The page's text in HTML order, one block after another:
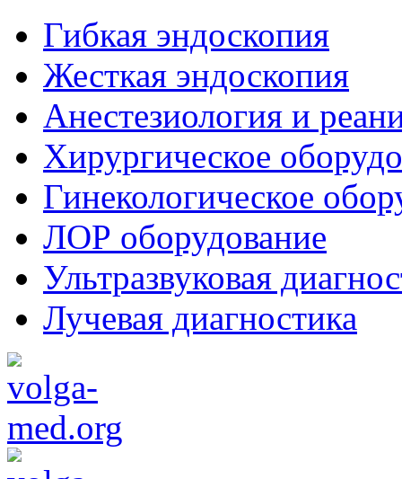
Гибкая эндоскопия
Жесткая эндоскопия
Анестезиология и
Хирургическое
Гинекологическое
ЛОР оборудование
Ультразвуковая
Лучевая диагностика